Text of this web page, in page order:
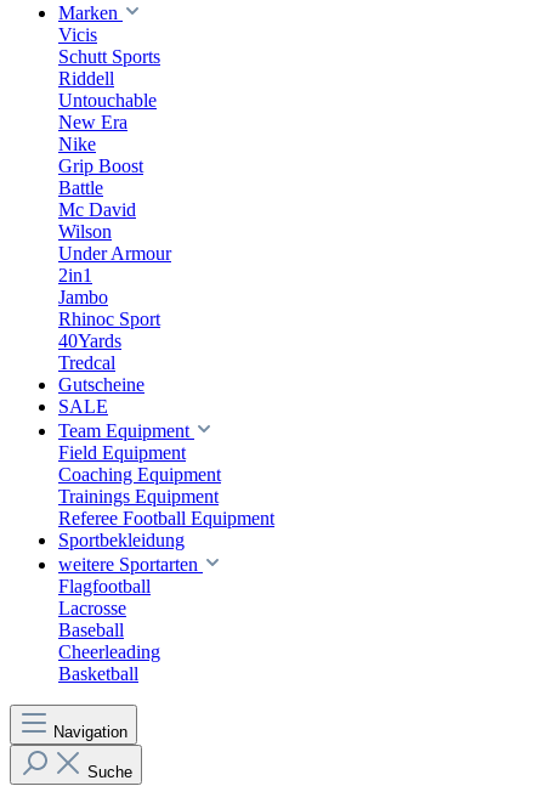
Marken
Vicis
Schutt Sports
Riddell
Untouchable
New Era
Nike
Grip Boost
Battle
Mc David
Wilson
Under Armour
2in1
Jambo
Rhinoc Sport
40Yards
Tredcal
Gutscheine
SALE
Team Equipment
Field Equipment
Coaching Equipment
Trainings Equipment
Referee Football Equipment
Sportbekleidung
weitere Sportarten
Flagfootball
Lacrosse
Baseball
Cheerleading
Basketball
Navigation
Suche